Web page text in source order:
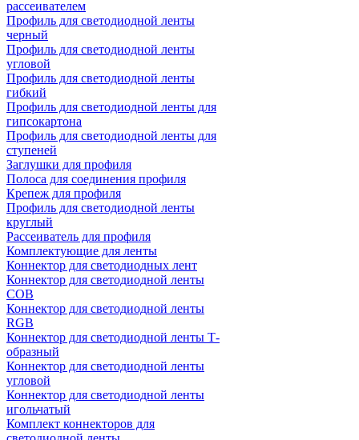
рассеивателем
Профиль для светодиодной ленты
черный
Профиль для светодиодной ленты
угловой
Профиль для светодиодной ленты
гибкий
Профиль для светодиодной ленты для
гипсокартона
Профиль для светодиодной ленты для
ступеней
Заглушки для профиля
Полоса для соединения профиля
Крепеж для профиля
Профиль для светодиодной ленты
круглый
Рассеиватель для профиля
Комплектующие для ленты
Коннектор для светодиодных лент
Коннектор для светодиодной ленты
COB
Коннектор для светодиодной ленты
RGB
Коннектор для светодиодной ленты Т-
образный
Коннектор для светодиодной ленты
угловой
Коннектор для светодиодной ленты
игольчатый
Комплект коннекторов для